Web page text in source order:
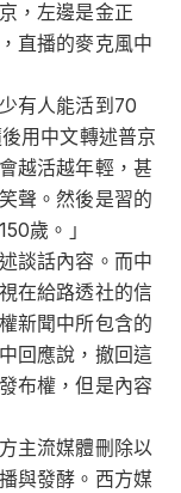
，左邊是金正
直播的麥克風中
有人能活到70
用中文轉述普京
越活越年輕，甚
聲。然後是習的
歲。」
談話內容。而中
在給路透社的信
新聞中所包含的
回應說，撤回這
布權，但是內容
主流媒體刪除以
與發酵。西方媒